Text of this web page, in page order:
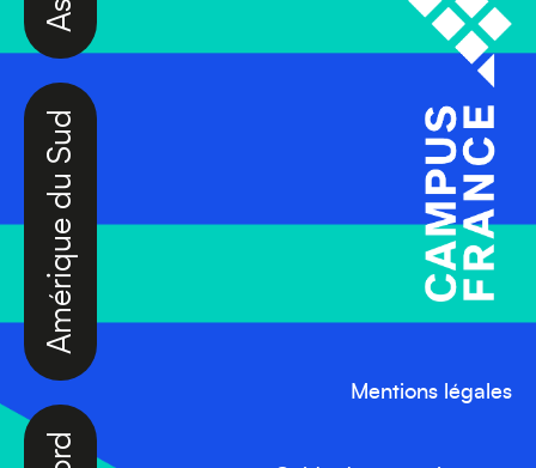
Amérique du Sud
Mentions légales